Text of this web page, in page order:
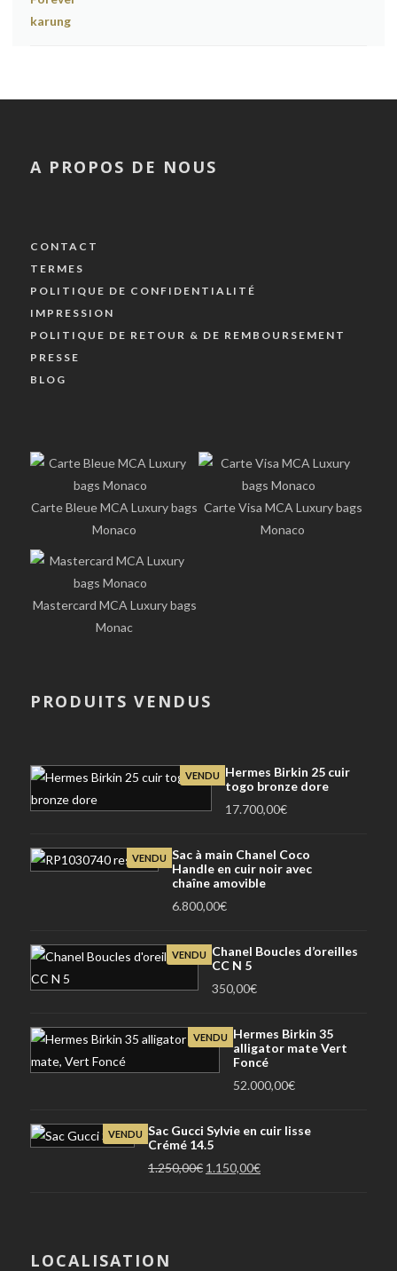
A PROPOS DE NOUS
CONTACT
TERMES
POLITIQUE DE CONFIDENTIALITÉ
IMPRESSION
POLITIQUE DE RETOUR & DE REMBOURSEMENT
PRESSE
BLOG
Carte Bleue MCA Luxury bags
Monaco
Carte Visa MCA Luxury bags
Monaco
Mastercard MCA Luxury bags
Monac
PRODUITS VENDUS
VENDU
Hermes Birkin 25 cuir
togo bronze dore
17.700,00€
VENDU Sac à main Chanel Coco
Handle en cuir noir avec
chaîne amovible
6.800,00€
VENDU
Chanel Boucles d’oreilles
CC N 5
350,00€
VENDU
Hermes Birkin 35
alligator mate Vert
Foncé
52.000,00€
VENDU Sac Gucci Sylvie en cuir lisse
Crémé 14.5
1.250,00€ Le
1.150,00€Le
LOCALISATION